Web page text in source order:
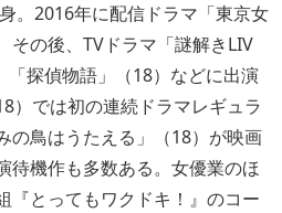
。2016年に配信ドラマ「東京女
その後、TVドラマ「謎解きLIV
「探偵物語」（18）などに出演
）では初の連続ドラマレギュラ
の鳥はうたえる」（18）が映画
待機作も多数ある。女優業のほ
『とってもワクドキ！』のコー